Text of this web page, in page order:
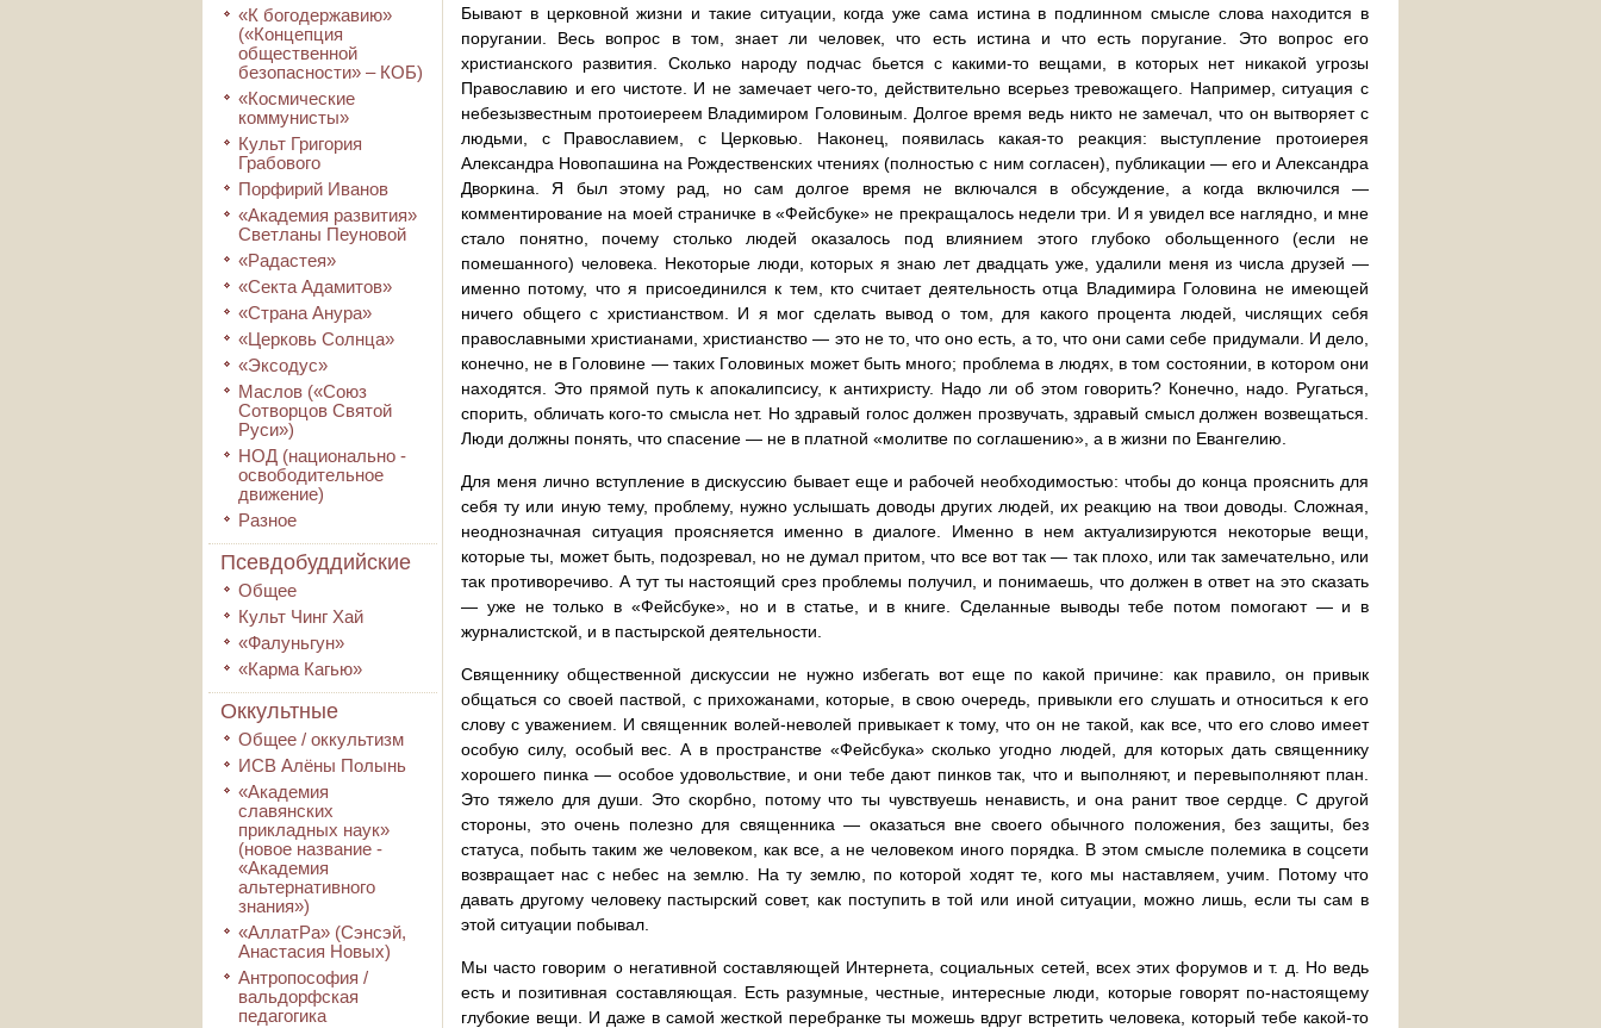
«К богодержавию»
(«Концепция
общественной
безопасности» – КОБ)
«Космические
коммунисты»
Культ Григория
Грабового
Порфирий Иванов
«Академия развития»
Светланы Пеуновой
«Радастея»
«Секта Адамитов»
«Страна Анура»
«Церковь Солнца»
«Эксодус»
Маслов («Союз
Сотворцов Святой
Руси»)
НОД (национально -
освободительное
движение)
Разное
Псевдобуддийские
Общее
Культ Чинг Хай
«Фалуньгун»
«Карма Кагью»
Оккультные
Общее / оккультизм
ИСВ Алёны Полынь
«Академия
славянских
прикладных наук»
(новое название -
«Академия
альтернативного
знания»)
«АллатРа» (Сэнсэй,
Анастасия Новых)
Антропософия /
вальдорфская
педагогика
Бывают в церковной жизни и такие ситуации, когда уже сама истина в подлинном смысле слова находится в
поругании. Весь вопрос в том, знает ли человек, что есть истина и что есть поругание. Это вопрос его
христианского развития. Сколько народу подчас бьется с какими-то вещами, в которых нет никакой угрозы
Православию и его чистоте. И не замечает чего-то, действительно всерьез тревожащего. Например, ситуация с
небезызвестным протоиереем Владимиром Головиным. Долгое время ведь никто не замечал, что он вытворяет с
людьми, с Православием, с Церковью. Наконец, появилась какая-то реакция: выступление протоиерея
Александра Новопашина на Рождественских чтениях (полностью с ним согласен), публикации — его и Александра
Дворкина. Я был этому рад, но сам долгое время не включался в обсуждение, а когда включился —
комментирование на моей страничке в «Фейсбуке» не прекращалось недели три. И я увидел все наглядно, и мне
стало понятно, почему столько людей оказалось под влиянием этого глубоко обольщенного (если не
помешанного) человека. Некоторые люди, которых я знаю лет двадцать уже, удалили меня из числа друзей —
именно потому, что я присоединился к тем, кто считает деятельность отца Владимира Головина не имеющей
ничего общего с христианством. И я мог сделать вывод о том, для какого процента людей, числящих себя
православными христианами, христианство — это не то, что оно есть, а то, что они сами себе придумали. И дело,
конечно, не в Головине — таких Головиных может быть много; проблема в людях, в том состоянии, в котором они
находятся. Это прямой путь к апокалипсису, к антихристу. Надо ли об этом говорить? Конечно, надо. Ругаться,
спорить, обличать кого-то смысла нет. Но здравый голос должен прозвучать, здравый смысл должен возвещаться.
Люди должны понять, что спасение — не в платной «молитве по соглашению», а в жизни по Евангелию.
Для меня лично вступление в дискуссию бывает еще и рабочей необходимостью: чтобы до конца прояснить для
себя ту или иную тему, проблему, нужно услышать доводы других людей, их реакцию на твои доводы. Сложная,
неоднозначная ситуация проясняется именно в диалоге. Именно в нем актуализируются некоторые вещи,
которые ты, может быть, подозревал, но не думал притом, что все вот так — так плохо, или так замечательно, или
так противоречиво. А тут ты настоящий срез проблемы получил, и понимаешь, что должен в ответ на это сказать
— уже не только в «Фейсбуке», но и в статье, и в книге. Сделанные выводы тебе потом помогают — и в
журналистской, и в пастырской деятельности.
Священнику общественной дискуссии не нужно избегать вот еще по какой причине: как правило, он привык
общаться со своей паствой, с прихожанами, которые, в свою очередь, привыкли его слушать и относиться к его
слову с уважением. И священник волей-неволей привыкает к тому, что он не такой, как все, что его слово имеет
особую силу, особый вес. А в пространстве «Фейсбука» сколько угодно людей, для которых дать священнику
хорошего пинка — особое удовольствие, и они тебе дают пинков так, что и выполняют, и перевыполняют план.
Это тяжело для души. Это скорбно, потому что ты чувствуешь ненависть, и она ранит твое сердце. С другой
стороны, это очень полезно для священника — оказаться вне своего обычного положения, без защиты, без
статуса, побыть таким же человеком, как все, а не человеком иного порядка. В этом смысле полемика в соцсети
возвращает нас с небес на землю. На ту землю, по которой ходят те, кого мы наставляем, учим. Потому что
давать другому человеку пастырский совет, как поступить в той или иной ситуации, можно лишь, если ты сам в
этой ситуации побывал.
Мы часто говорим о негативной составляющей Интернета, социальных сетей, всех этих форумов и т. д. Но ведь
есть и позитивная составляющая. Есть разумные, честные, интересные люди, которые говорят по-настоящему
глубокие вещи. И даже в самой жесткой перебранке ты можешь вдруг встретить человека, который тебе какой-то